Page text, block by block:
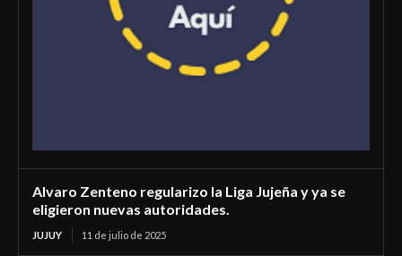
Alvaro Zenteno regularizo la Liga Jujeña y ya se
eligieron nuevas autoridades.
JUJUY 11 de julio de 2025